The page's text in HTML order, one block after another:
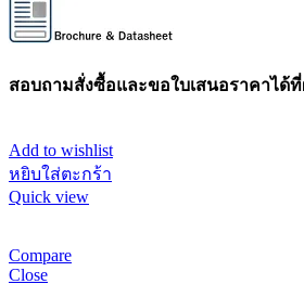
สอบถามสั่งซื้อและขอใบเสนอราคาได้
Add to wishlist
หยิบใส่ตะกร้า
Quick view
Compare
Close